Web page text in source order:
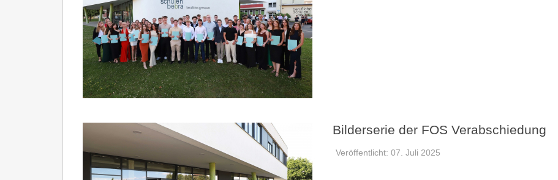
Bilderserie der FOS Verabschiedung
Veröffentlicht: 07. Juli 2025